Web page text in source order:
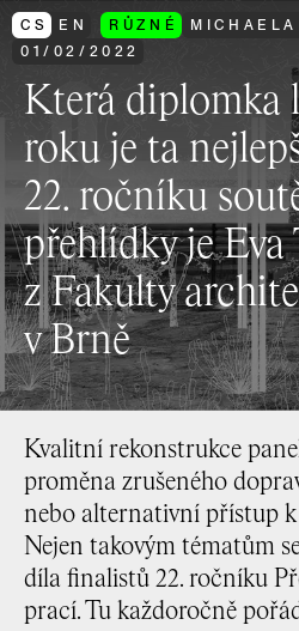
CS EN RŮZNÉ
01/ 02/ 2022
Která diplomka
roku je ta
22. ročníku
přehlídky je Eva
z Fakulty
v Brně
Kvalitní rekonstrukce
proměna zrušeného
nebo alternativní přístup
Nejen takovým tématům
díla finalistů 22. ročníku
prací. Tu každoročně